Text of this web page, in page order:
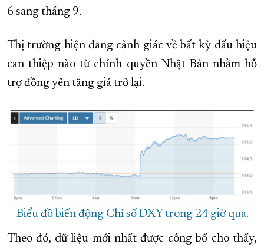
6 sang tháng 9.
Thị trường hiện đang cảnh giác về bất kỳ dấu hiệu
can thiệp nào từ chính quyền Nhật Bản nhằm hỗ
trợ đồng yên tăng giá trở lại.
Biểu đồ biến động Chỉ số DXY trong 24 giờ qua.
Theo đó, dữ liệu mới nhất được công bố cho thấy,